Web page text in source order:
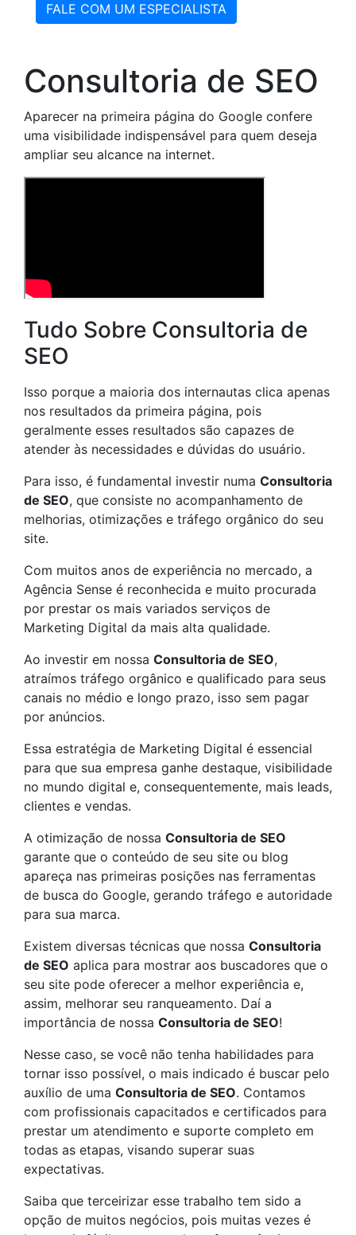
FALE COM UM ESPECIALISTA
Consultoria de SEO
Aparecer na primeira página do Google confere
uma visibilidade indispensável para quem deseja
ampliar seu alcance na internet.
Tudo Sobre Consultoria de
SEO
Isso porque a maioria dos internautas clica apenas
nos resultados da primeira página, pois
geralmente esses resultados são capazes de
atender às necessidades e dúvidas do usuário.
Para isso, é fundamental investir numa Consultoria
de SEO, que consiste no acompanhamento de
melhorias, otimizações e tráfego orgânico do seu
site.
Com muitos anos de experiência no mercado, a
Agência Sense é reconhecida e muito procurada
por prestar os mais variados serviços de
Marketing Digital da mais alta qualidade.
Ao investir em nossa Consultoria de SEO,
atraímos tráfego orgânico e qualificado para seus
canais no médio e longo prazo, isso sem pagar
por anúncios.
Essa estratégia de Marketing Digital é essencial
para que sua empresa ganhe destaque, visibilidade
no mundo digital e, consequentemente, mais leads,
clientes e vendas.
A otimização de nossa Consultoria de SEO
garante que o conteúdo de seu site ou blog
apareça nas primeiras posições nas ferramentas
de busca do Google, gerando tráfego e autoridade
para sua marca.
Existem diversas técnicas que nossa Consultoria
de SEO aplica para mostrar aos buscadores que o
seu site pode oferecer a melhor experiência e,
assim, melhorar seu ranqueamento. Daí a
importância de nossa Consultoria de SEO!
Nesse caso, se você não tenha habilidades para
tornar isso possível, o mais indicado é buscar pelo
auxílio de uma Consultoria de SEO. Contamos
com profissionais capacitados e certificados para
prestar um atendimento e suporte completo em
todas as etapas, visando superar suas
expectativas.
Saiba que terceirizar esse trabalho tem sido a
opção de muitos negócios, pois muitas vezes é